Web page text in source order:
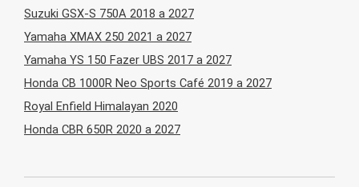
Suzuki GSX-S 750A 2018 a 2027
Yamaha XMAX 250 2021 a 2027
Yamaha YS 150 Fazer UBS 2017 a 2027
Honda CB 1000R Neo Sports Café 2019 a 2027
Royal Enfield Himalayan 2020
Honda CBR 650R 2020 a 2027